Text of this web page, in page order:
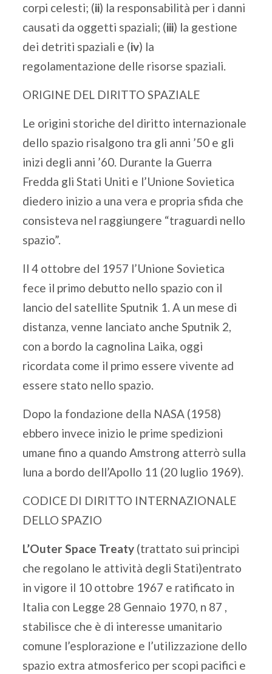
corpi celesti; (ii) la responsabilità per i danni
causati da oggetti spaziali; (iii) la gestione
dei detriti spaziali e (iv) la
regolamentazione delle risorse spaziali.
ORIGINE DEL DIRITTO SPAZIALE
Le origini storiche del diritto internazionale
dello spazio risalgono tra gli anni ’50 e gli
inizi degli anni ’60. Durante la Guerra
Fredda gli Stati Uniti e l’Unione Sovietica
diedero inizio a una vera e propria sfida che
consisteva nel raggiungere “traguardi nello
spazio”.
Il 4 ottobre del 1957 l’Unione Sovietica
fece il primo debutto nello spazio con il
lancio del satellite Sputnik 1. A un mese di
distanza, venne lanciato anche Sputnik 2,
con a bordo la cagnolina Laika, oggi
ricordata come il primo essere vivente ad
essere stato nello spazio.
Dopo la fondazione della NASA (1958)
ebbero invece inizio le prime spedizioni
umane fino a quando Amstrong atterrò sulla
luna a bordo dell’Apollo 11 (20 luglio 1969).
CODICE DI DIRITTO INTERNAZIONALE
DELLO SPAZIO
L’Outer Space Treaty (trattato sui principi
che regolano le attività degli Stati)entrato
in vigore il 10 ottobre 1967 e ratificato in
Italia con Legge 28 Gennaio 1970, n 87 ,
stabilisce che è di interesse umanitario
comune l’esplorazione e l’utilizzazione dello
spazio extra atmosferico per scopi pacifici e